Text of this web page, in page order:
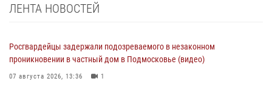
ЛЕНТА НОВОСТЕЙ
Росгвардейцы задержали подозреваемого в незаконном
проникновении в частный дом в Подмосковье (видео)
07 августа 2026, 13:36 1